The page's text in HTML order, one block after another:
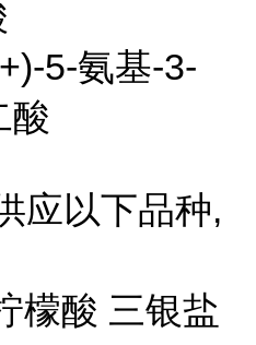
5-氨基-3-
酸
应以下品种,
檬酸 三银盐